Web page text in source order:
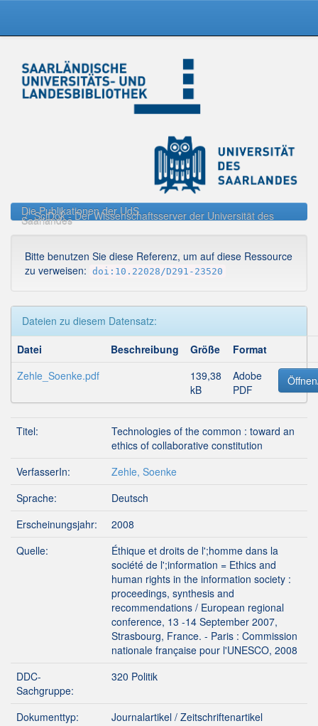
navigation
Die Publikationen der UdS
SciDok - Der Wissenschaftsserver der Universität des
Saarlandes
Bitte benutzen Sie diese Referenz, um auf diese Ressource
zu verweisen: doi:10.22028/D291-23520
Dateien zu diesem Datensatz:
Datei
Beschreibung Größe
Format
Zehle_Soenke.pdf
139,38
kB
Adobe
PDF
Titel:
Technologies of the common : toward an
ethics of collaborative constitution
VerfasserIn:
Zehle, Soenke
Sprache:
Deutsch
Erscheinungsjahr:
2008
Quelle:
Éthique et droits de l';homme dans la
société de l';information = Ethics and
human rights in the information society :
proceedings, synthesis and
recommendations / European regional
conference, 13 -14 September 2007,
Strasbourg, France. - Paris : Commission
nationale française pour l'UNESCO, 2008
DDC-
Sachgruppe:
320 Politik
Dokumenttyp:
Journalartikel / Zeitschriftenartikel